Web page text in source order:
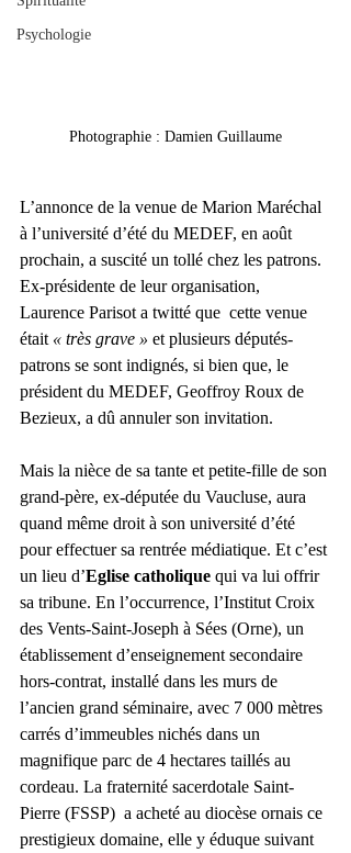
Psychologie
Photographie : Damien Guillaume
L’annonce de la venue de Marion Maréchal
à l’université d’été du MEDEF, en août
prochain, a suscité un tollé chez les patrons.
Ex-présidente de leur organisation,
Laurence Parisot a twitté que  cette venue
était « très grave » et plusieurs députés-
patrons se sont indignés, si bien que, le
président du MEDEF, Geoffroy Roux de
Bezieux, a dû annuler son invitation.
Mais la nièce de sa tante et petite-fille de son
grand-père, ex-députée du Vaucluse, aura
quand même droit à son université d’été
pour effectuer sa rentrée médiatique. Et c’est
un lieu d’Eglise catholique qui va lui offrir
sa tribune. En l’occurrence, l’Institut Croix
des Vents-Saint-Joseph à Sées (Orne), un
établissement d’enseignement secondaire
hors-contrat, installé dans les murs de
l’ancien grand séminaire, avec 7 000 mètres
carrés d’immeubles nichés dans un
magnifique parc de 4 hectares taillés au
cordeau. La fraternité sacerdotale Saint-
Pierre (FSSP)  a acheté au diocèse ornais ce
prestigieux domaine, elle y éduque suivant